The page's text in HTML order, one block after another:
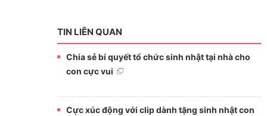
TIN LIÊN QUAN
Chia sẻ bí quyết tổ chức sinh nhật tại nhà cho
con cực vui
Cực xúc động với clip dành tặng sinh nhật con